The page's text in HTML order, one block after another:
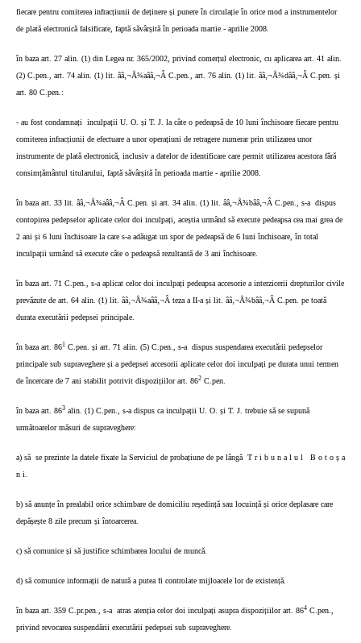
fiecare pentru comiterea infracțiunii de deținere și punere în circulație în orice mod a instrumentelor
de plată electronică falsificate, faptă săvârșită în perioada martie - aprilie 2008.
în baza art. 27 alin. (1) din Legea nr. 365/2002, privind comerțul electronic, cu aplicarea art. 41 alin.
(2) C.pen., art. 74 alin. (1) lit. ââ‚¬Å¾aââ‚¬Â C.pen., art. 76 alin. (1) lit. ââ‚¬Å¾dââ‚¬Â C.pen. și
art. 80 C.pen.:
- au fost condamnați
inculpații U. O. și T. J. la câte o pedeapsă de 10 luni închisoare fiecare pentru
comiterea infracțiunii de efectuare a unor operațiuni de retragere numerar prin utilizarea unor
instrumente de plată electronică, inclusiv a datelor de identificare care permit utilizarea acestora fără
consimțământul titularului, faptă săvârșită în perioada martie - aprilie 2008.
în baza art. 33 lit. ââ‚¬Å¾aââ‚¬Â C.pen. și art. 34 alin. (1) lit. ââ‚¬Å¾bââ‚¬Â C.pen., s-a dispus
contopirea pedepselor aplicate celor doi inculpați, aceștia urmând să execute pedeapsa cea mai grea de
2 ani și 6 luni închisoare la care s-a adăugat un spor de pedeapsă de 6 luni închisoare, în total
inculpații urmând să execute câte o pedeapsă rezultantă de 3 ani închisoare.
în baza art. 71 C.pen., s-a aplicat celor doi inculpați pedeapsa accesorie a interzicerii drepturilor civile
prevăzute de art. 64 alin. (1) lit. ââ‚¬Å¾aââ‚¬Â teza a II-a și lit. ââ‚¬Å¾bââ‚¬Â C.pen. pe toată
durata executării pedepsei principale.
în baza art. 861 C.pen. și art. 71 alin. (5) C.pen., s-a dispus suspendarea executării pedepselor
principale sub supraveghere și a pedepsei accesorii aplicate celor doi inculpați pe durata unui termen
de încercare de 7 ani stabilit potrivit dispozițiilor art. 862 C.pen.
în baza art. 863 alin. (1) C.pen., s-a dispus ca inculpații U. O. și T. J. trebuie să se supună
următoarelor măsuri de supraveghere:
a) să se prezinte la datele fixate la Serviciul de probațiune de pe lângă T r i b u n a l u l
B o t o ș a
n i.
b) să anunțe în prealabil orice schimbare de domiciliu reședință sau locuință și orice deplasare care
depășește 8 zile precum și întoarcerea.
c) să comunice și să justifice schimbarea locului de muncă.
d) să comunice informații de natură a putea fi controlate mijloacele lor de existență.
în baza art. 359 C.pr.pen., s-a atras atenția celor doi inculpați asupra dispozițiilor art. 864 C.pen.,
privind revocarea suspendării executării pedepsei sub supraveghere.